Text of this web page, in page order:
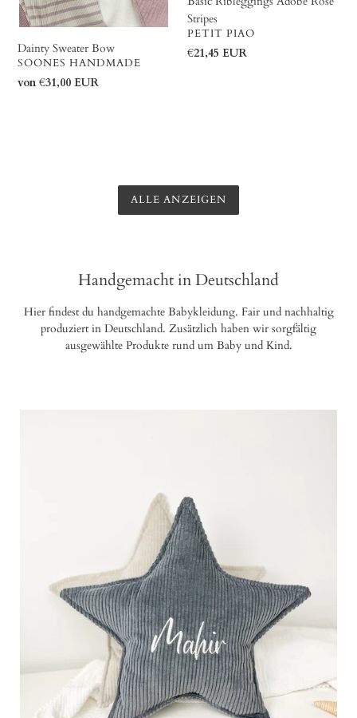
Dainty Sweater Bow
VERKÄUFER
SOONES HANDMADE
Normaler
von €31,00 EUR
Stripes
VERKÄUFER
PETIT PIAO
Normaler
€21,45 EUR
ALLE ANZEIGEN
Handgemacht in Deutschland
Hier findest du handgemachte Babykleidung. Fair und nachhaltig
produziert in Deutschland. Zusätzlich haben wir sorgfältig
ausgewählte Produkte rund um Baby und Kind.